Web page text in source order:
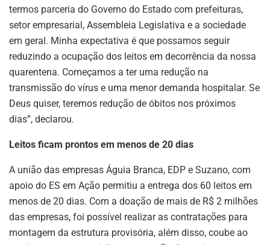
termos parceria do Governo do Estado com prefeituras,
setor empresarial, Assembleia Legislativa e a sociedade
em geral. Minha expectativa é que possamos seguir
reduzindo a ocupação dos leitos em decorrência da nossa
quarentena. Começamos a ter uma redução na
transmissão do vírus e uma menor demanda hospitalar. Se
Deus quiser, teremos redução de óbitos nos próximos
dias”, declarou.
Leitos ficam prontos em menos de 20 dias
A união das empresas Águia Branca, EDP e Suzano, com
apoio do ES em Ação permitiu a entrega dos 60 leitos em
menos de 20 dias. Com a doação de mais de R$ 2 milhões
das empresas, foi possível realizar as contratações para
montagem da estrutura provisória, além disso, coube ao